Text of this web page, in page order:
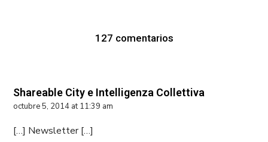
127 comentarios
Shareable City e Intelligenza Collettiva
octubre 5, 2014 at 11:39 am
[…] Newsletter […]